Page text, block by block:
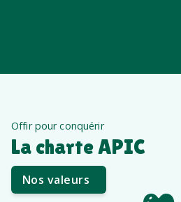
Offir pour conquérir
La charte APIC
Nos valeurs